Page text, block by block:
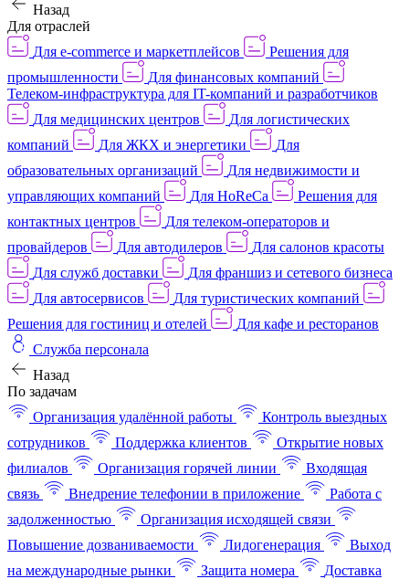
Назад
Для отраслей
Для e-commerce и маркетплейсов
Решения для
промышленности
Для финансовых компаний
Телеком-инфраструктура для IT-компаний и разработчиков
Для медицинских центров
Для логистических
компаний
Для ЖКХ и энергетики
Для
образовательных организаций
Для недвижимости и
управляющих компаний
Для HoReCa
Решения для
контактных центров
Для телеком-операторов и
провайдеров
Для автодилеров
Для салонов красоты
Для служб доставки
Для франшиз и сетевого бизнеса
Для автосервисов
Для туристических компаний
Решения для гостиниц и отелей
Для кафе и ресторанов
Служба персонала
Назад
По задачам
Организация удалённой работы
Контроль выездных
сотрудников
Поддержка клиентов
Открытие новых
филиалов
Организация горячей линии
Входящая
связь
Внедрение телефонии в приложение
Работа с
задолженностью
Организация исходящей связи
Повышение дозваниваемости
Лидогенерация
Выход
на международные рынки
Защита номера
Доставка